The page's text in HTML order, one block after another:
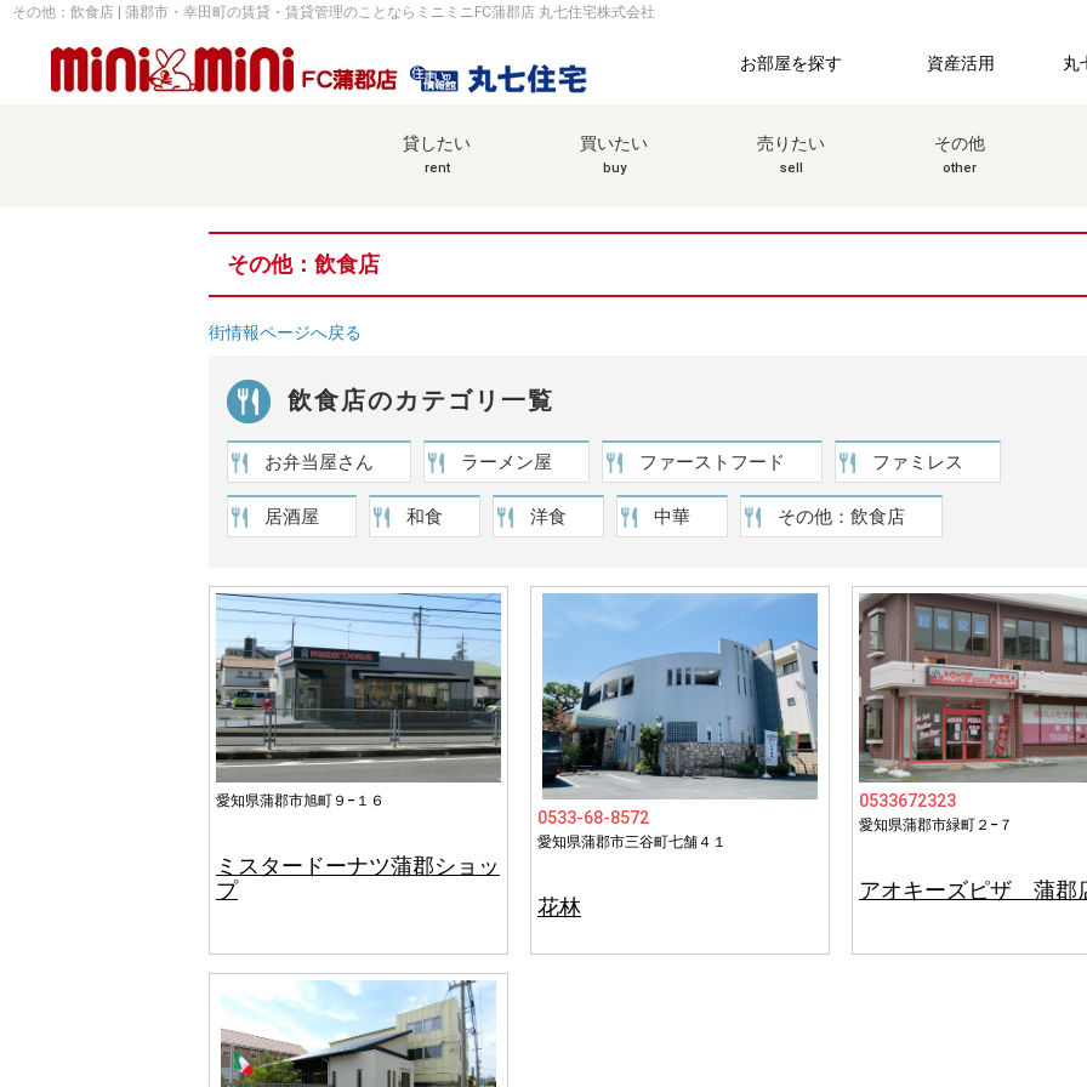
その他：飲食店 | 蒲郡市・幸田町の賃貸・賃貸管理のことならミニミニFC蒲郡店 丸七住宅株式会社
お部屋を探す 資産活用 丸
貸したい
rent
買いたい
buy
売りたい
sell
その他
other
その他：飲食店
街情報ページへ戻る
飲食店のカテゴリ一覧
お弁当屋さん ラーメン屋 ファーストフード ファミレス
居酒屋 和食 洋食 中華 その他：飲食店
愛知県蒲郡市旭町９−１６
ミスタードーナツ蒲郡ショッ
プ
0533-68-8572
愛知県蒲郡市三谷町七舗４１
花林
0533672323
愛知県蒲郡市緑町２−７
アオキーズピザ 蒲郡